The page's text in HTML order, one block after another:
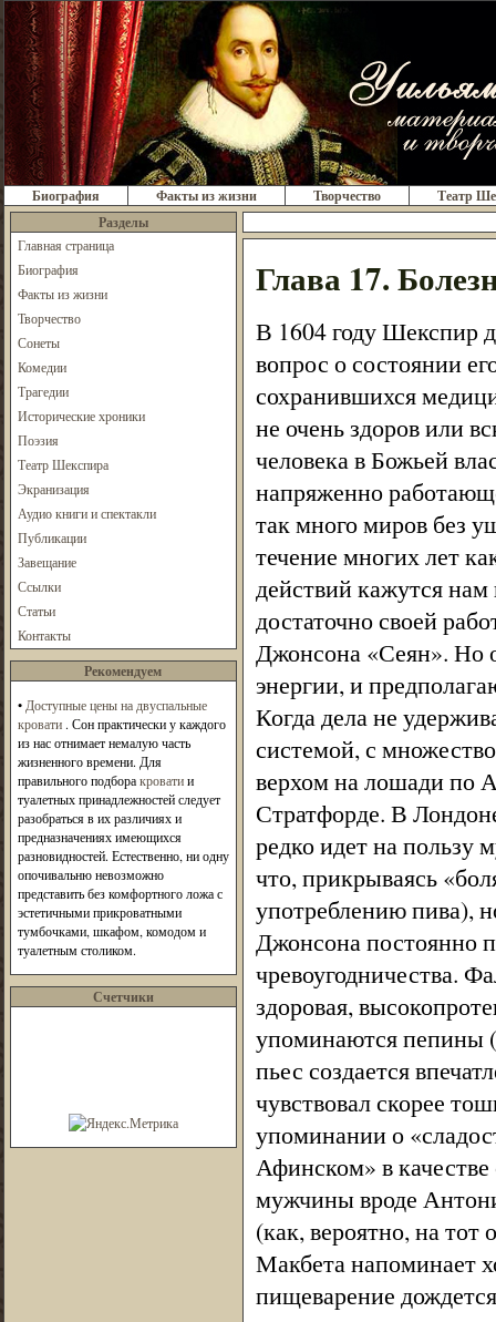
Биография Факты из жизни Творчество
Театр
Разделы
Главная страница
Биография
Факты из жизни
Творчество
Сонеты
Комедии
Трагедии
Исторические хроники
Поэзия
Театр Шекспира
Экранизация
Аудио книги и спектакли
Публикации
Завещание
Ссылки
Статьи
Контакты
Рекомендуем
• Доступные цены на двуспальные
кровати. Сон практически у каждого
из нас отнимает немалую часть
жизненного времени. Для
правильного подборакроватии
туалетных принадлежностей следует
разобраться в их различиях и
предназначениях имеющихся
разновидностей. Естественно, ни одну
опочивальню невозможно
представить без комфортного ложа с
эстетичными прикроватными
тумбочками, шкафом, комодом и
туалетным столиком.
Счетчики
Глава 17.
В 1604 году Шекспир
вопрос о состоянии
сохранившихся
не очень здоров или
человека в Божьей
напряженно
так много миров без
течение многих лет
действий кажутся
достаточно своей
Джонсона «Сеян». Но
энергии, и
Когда дела не
системой, с
верхом на лошади по
Стратфорде. В
редко идет на пользу
что, прикрываясь
употреблению пива),
Джонсона постоянно
чревоугодничества.
здоровая,
упоминаются пепины
пьес создается
чувствовал скорее
упоминании о
Афинском» в
мужчины вроде
(как, вероятно, на
Макбета напоминает
пищеварение